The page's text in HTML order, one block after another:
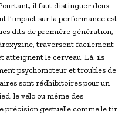
il faut distinguer deux
l’impact sur la performance est
dits de première génération,
traversent facilement
atteignent le cerveau. Là, ils
psychomoteur et troubles de
sont rédhibitoires pour un
le vélo ou même des
précision gestuelle comme le tir